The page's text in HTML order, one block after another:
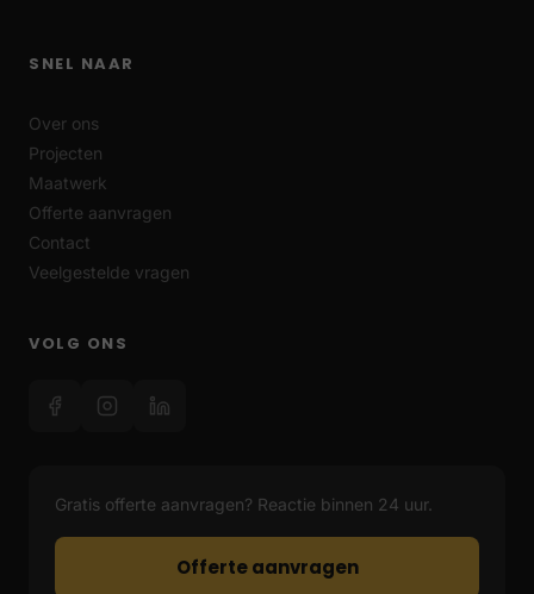
SNEL NAAR
Over ons
Projecten
Maatwerk
Offerte aanvragen
Contact
Veelgestelde vragen
VOLG ONS
Gratis offerte aanvragen? Reactie binnen 24 uur.
Offerte aanvragen